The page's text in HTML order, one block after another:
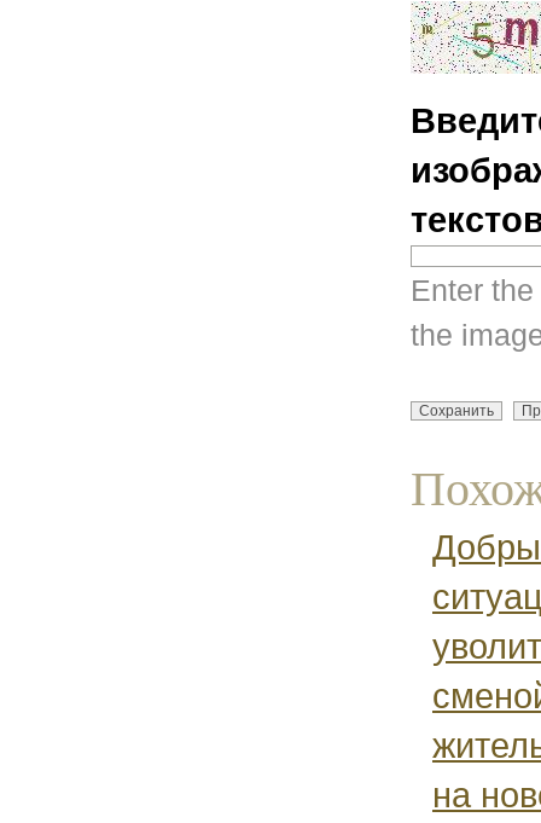
Enter
the
на